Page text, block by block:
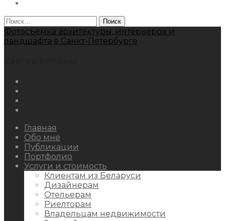
Найти:
Фотосъемка архитектуры, интерьеров и
ландшафта в Санкт-Петербурге
Главная
Обо мне
Публикации
Портфолио
Услуги и стоимость
Клиентам из Беларуси
Дизайнерам
Отельерам
Риелторам
Владельцам недвижимости